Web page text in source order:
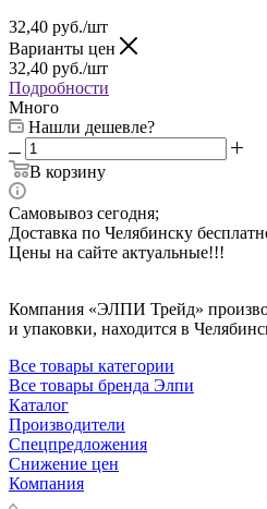
32,40 руб./шт
Варианты цен
32,40 руб./шт
Подробности
Много
Нашли дешевле?
В корзину
Самовывоз сегодня;
Доставка по Челябинску
Цены на сайте актуальные!!!
Компания «ЭЛПИ Трейд»
и упаковки, находится в
Все товары категории
Все товары бренда Элпи
Каталог
Производители
Спецпредложения
Снижение цен
Компания